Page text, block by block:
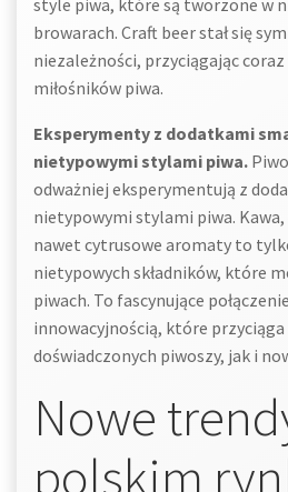
style piwa, które są tworzone w
browarach. Craft beer stał się
niezależności, przyciągając
miłośników piwa.
Eksperymenty z dodatkami
nietypowymi stylami piwa.
odważniej eksperymentują z
nietypowymi stylami piwa.
nawet cytrusowe aromaty to
nietypowych składników, które
piwach. To fascynujące
innowacyjnością, które
doświadczonych piwoszy, jak i
Nowe
polskim